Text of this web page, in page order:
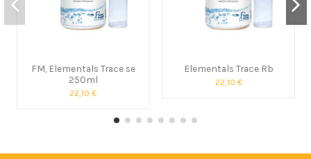
FM, Elementals Trace se
250ml
22,10 €
Elementals Trace Rb
22,10 €